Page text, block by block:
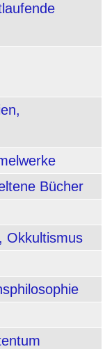
Bücher
Okkultismus